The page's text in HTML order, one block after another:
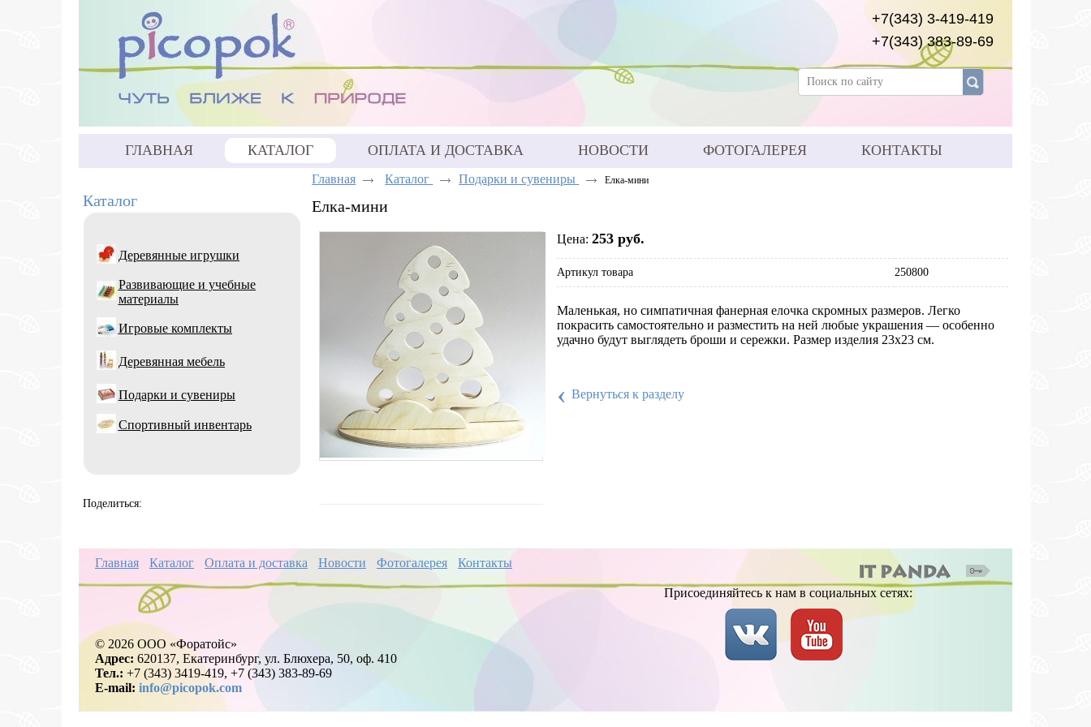
+7(343) 3-419-419
+7(343) 383-89-69
ГЛАВНАЯ КАТАЛОГ ОПЛАТА И ДОСТАВКА НОВОСТИ ФОТОГАЛЕРЕЯ КОНТАКТЫ
Каталог
Деревянные игрушки
Развивающие и учебные
материалы
Игровые комплекты
Деревянная мебель
Подарки и сувениры
Спортивный инвентарь
Поделиться:
Главная Каталог Подарки и сувениры Елка-мини
Елка-мини
Цена: 253 руб.
Артикул товара 250800
Маленькая, но симпатичная фанерная елочка скромных размеров. Легко
покрасить самостоятельно и разместить на ней любые украшения — особенно
удачно будут выглядеть броши и сережки. Размер изделия 23х23 см.
‹ Вернуться к разделу
Главная Каталог Оплата и доставка Новости Фотогалерея Контакты
© 2026 ООО «Форатойс»
Адрес: 620137, Екатеринбург, ул. Блюхера, 50, оф. 410
Тел.: +7 (343) 3419-419, +7 (343) 383-89-69
E-mail: info@picopok.com
Присоединяйтесь к нам в социальных сетях: